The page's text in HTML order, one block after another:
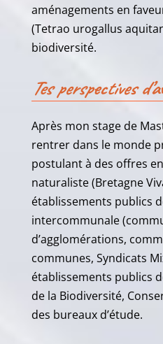
aménagements en
(Tetrao urogallus
biodiversité.
Tes perspectives
Après mon stage de
rentrer dans le monde
postulant à des offres
naturaliste (Bretagne
établissements publics
intercommunale
d’agglomérations,
communes, Syndicats
établissements publics
de la Biodiversité,
des bureaux d’étude.